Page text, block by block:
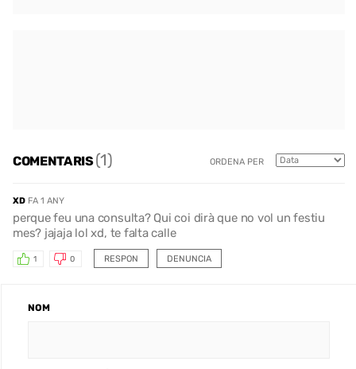
COMENTARIS(1) ORDENA PER
XD FA 1 ANY
perque feu una consulta? Qui coi dirà que no vol un festiu
mes? jajaja lol xd, te falta calle
RESPON
1 0 DENUNCIA
NOM